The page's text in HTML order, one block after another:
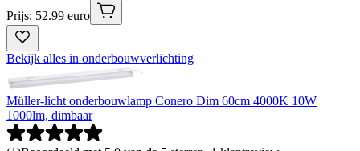
Prijs: 52.99 euro
Bekijk alles in onderbouwverlichting
Müller-licht onderbouwlamp Conero Dim 60cm 4000K 10W
1000lm, dimbaar